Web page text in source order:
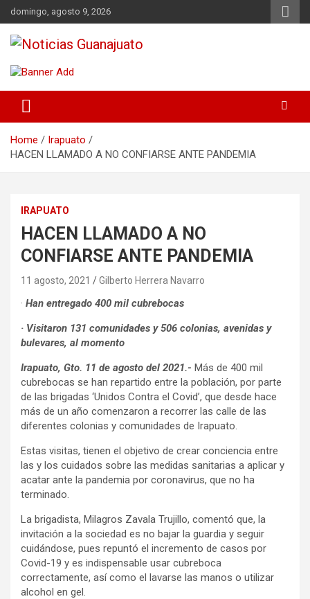
Skip
to
content
domingo, agosto 9, 2026
Noticias Guanajuato
Home
Irapuato
HACEN LLAMADO A NO CONFIARSE ANTE PANDEMIA
IRAPUATO
HACEN LLAMADO A NO
CONFIARSE ANTE PANDEMIA
11 agosto, 2021 Gilberto Herrera Navarro
· Han entregado 400 mil cubrebocas
· Visitaron 131 comunidades y 506 colonias, avenidas y
bulevares, al momento
Irapuato, Gto. 11 de agosto del 2021.- Más de 400 mil
cubrebocas se han repartido entre la población, por parte
de las brigadas ‘Unidos Contra el Covid’, que desde hace
más de un año comenzaron a recorrer las calle de las
diferentes colonias y comunidades de Irapuato.
Estas visitas, tienen el objetivo de crear conciencia entre
las y los cuidados sobre las medidas sanitarias a aplicar y
acatar ante la pandemia por coronavirus, que no ha
terminado.
La brigadista, Milagros Zavala Trujillo, comentó que, la
invitación a la sociedad es no bajar la guardia y seguir
cuidándose, pues repuntó el incremento de casos por
Covid-19 y es indispensable usar cubreboca
correctamente, así como el lavarse las manos o utilizar
alcohol en gel.